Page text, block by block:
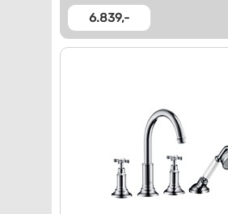
6.839,-